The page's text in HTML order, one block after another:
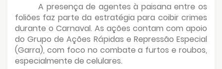
A presença de agentes à paisana entre os
foliões faz parte da estratégia para coibir crimes
durante o Carnaval. As ações contam com apoio
do Grupo de Ações Rápidas e Repressão Especial
(Garra), com foco no combate a furtos e roubos,
especialmente de celulares.